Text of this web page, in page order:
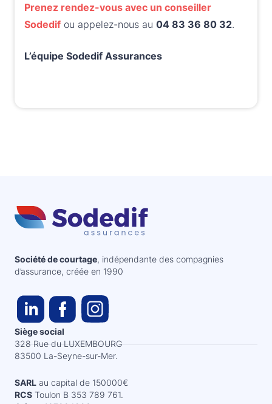
Prenez rendez-vous avec un conseiller
Sodedif ou appelez-nous au 04 83 36 80 32.
L’équipe Sodedif Assurances
Société de courtage, indépendante des compagnies
d’assurance, créée en 1990
Siège social
328 Rue du LUXEMBOURG
83500 La-Seyne-sur-Mer.
SARL au capital de 150000€
RCS Toulon B 353 789 761.